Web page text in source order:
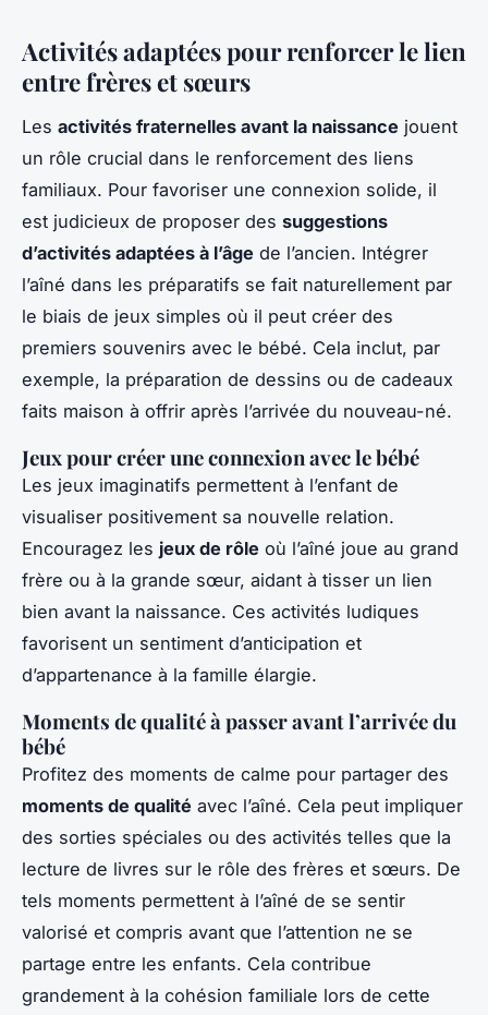
Activités adaptées pour renforcer le lien
entre frères et sœurs
Les activités fraternelles avant la naissance jouent
un rôle crucial dans le renforcement des liens
familiaux. Pour favoriser une connexion solide, il
est judicieux de proposer des suggestions
d’activités adaptées à l’âge de l’ancien. Intégrer
l’aîné dans les préparatifs se fait naturellement par
le biais de jeux simples où il peut créer des
premiers souvenirs avec le bébé. Cela inclut, par
exemple, la préparation de dessins ou de cadeaux
faits maison à offrir après l’arrivée du nouveau-né.
Jeux pour créer une connexion avec le bébé
Les jeux imaginatifs permettent à l’enfant de
visualiser positivement sa nouvelle relation.
Encouragez les jeux de rôle où l’aîné joue au grand
frère ou à la grande sœur, aidant à tisser un lien
bien avant la naissance. Ces activités ludiques
favorisent un sentiment d’anticipation et
d’appartenance à la famille élargie.
Moments de qualité à passer avant l’arrivée du
bébé
Profitez des moments de calme pour partager des
moments de qualité avec l’aîné. Cela peut impliquer
des sorties spéciales ou des activités telles que la
lecture de livres sur le rôle des frères et sœurs. De
tels moments permettent à l’aîné de se sentir
valorisé et compris avant que l’attention ne se
partage entre les enfants. Cela contribue
grandement à la cohésion familiale lors de cette